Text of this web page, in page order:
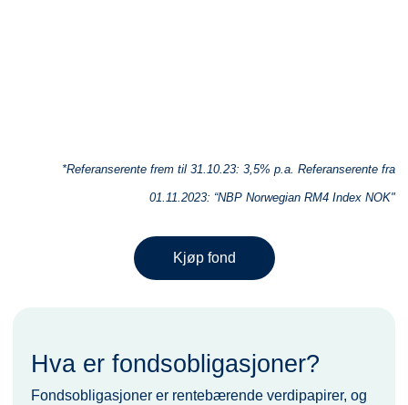
*Referanserente frem til 31.10.23: 3,5% p.a. Referanserente fra
01.11.2023: “NBP Norwegian RM4 Index NOK"
Kjøp fond
Hva er fondsobligasjoner?
Fondsobligasjoner er rentebærende verdipapirer, og